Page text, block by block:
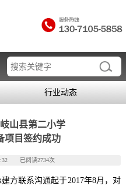
行业动态
山县第二小学
项目签约成功
已阅读2734次
方联系沟通起于2017年8月，对